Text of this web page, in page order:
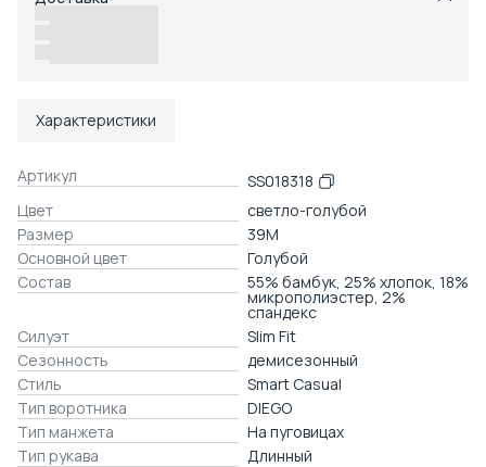
Характеристики
Артикул
SS018318
Цвет
светло-голубой
Размер
39M
Основной цвет
Голубой
Состав
55% бамбук, 25% хлопок, 18%
микрополиэстер, 2%
спандекс
Силуэт
Slim Fit
Сезонность
демисезонный
Стиль
Smart Casual
Тип воротника
DIEGO
Тип манжета
На пуговицах
Тип рукава
Длинный